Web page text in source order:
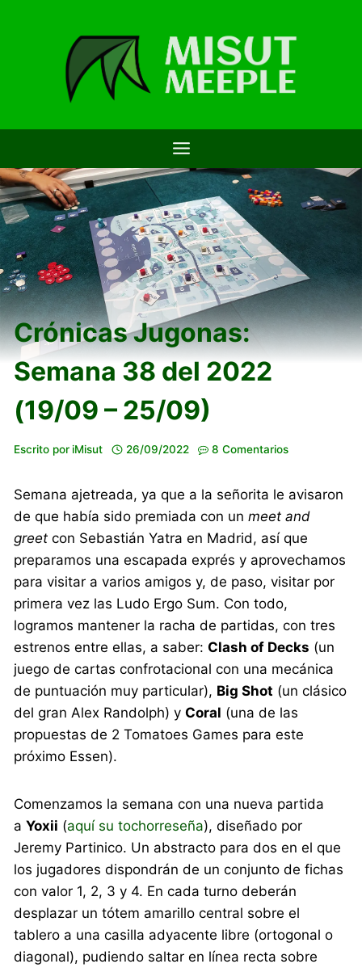
Crónicas Jugonas:
Semana 38 del 2022
(19/09 – 25/09)
Escrito por iMisut 26/09/2022 8 Comentarios
Semana ajetreada, ya que a la señorita le avisaron
de que había sido premiada con unmeet and
greet con Sebastián Yatra en Madrid, así que
preparamos una escapada exprés y aprovechamos
para visitar a varios amigos y, de paso, visitar por
primera vez las Ludo Ergo Sum. Con todo,
logramos mantener la racha de partidas, con tres
estrenos entre ellas, a saber:Clash of Decks (un
juego de cartas confrotacional con una mecánica
de puntuación muy particular), Big Shot (un clásico
del gran Alex Randolph) yCoral (una de las
propuestas de 2 Tomatoes Games para este
próximo Essen).
Comenzamos la semana con una nueva partida
aYoxii (aquí su tochorreseña), diseñado por
Jeremy Partinico. Un abstracto para dos en el que
los jugadores dispondrán de un conjunto de fichas
con valor 1, 2, 3 y 4. En cada turno deberán
desplazar un tótem amarillo central sobre el
tablero a una casilla adyacente libre (ortogonal o
diagonal), pudiendo saltar en línea recta sobre